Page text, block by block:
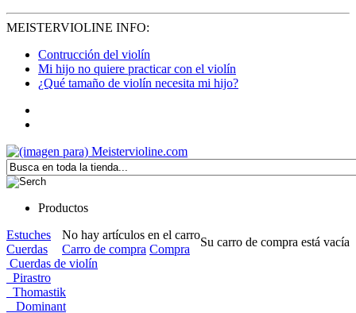
MEISTERVIOLINE INFO:
Contrucción del violín
Mi hijo no quiere practicar con el violín
¿Qué tamaño de violín necesita mi hijo?
Productos
No hay artículos en el carro
Carro de compra Compra
Su carro de compra está vacía
Estuches
Cuerdas
Cuerdas de violín
Pirastro
Thomastik
Dominant